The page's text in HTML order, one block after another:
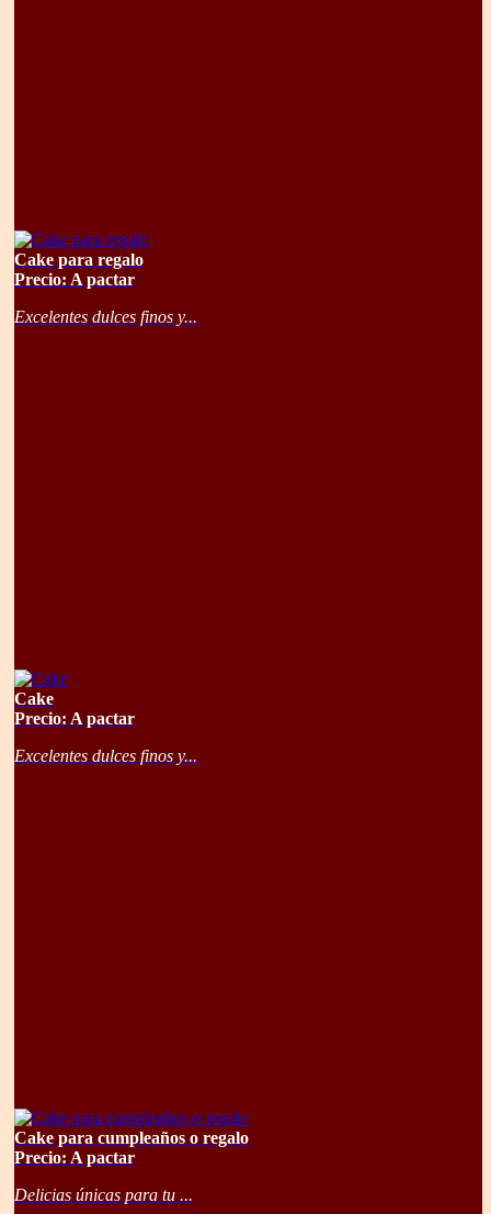
Cake para regalo
Precio: A pactar
Excelentes dulces finos y...
Cake
Precio: A pactar
Excelentes dulces finos y...
Cake para cumpleaños o regalo
Precio: A pactar
Delicias únicas para tu ...